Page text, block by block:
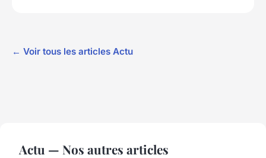
← Voir tous les articles Actu
Actu — Nos autres articles